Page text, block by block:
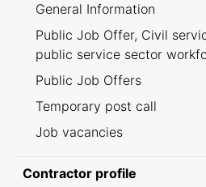
General Information
Public Job Offer, Civil
public service sector
Public Job Offers
Temporary post call
Job vacancies
Contractor profile